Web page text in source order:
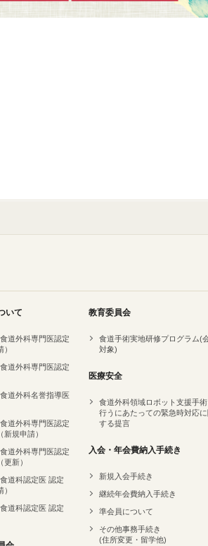
いて
道外科専門医認定
）
道外科専門医認定
道外科名誉指導医
道外科専門医認定
新規申請）
道外科専門医認定
更新）
道科認定医 認定
）
道科認定医 認定
教育委員会
食道手術実地研修プログラム(
対象)
医療安全
食道外科領域ロボット支援手術
行うにあたっての緊急時対応に
する提言
入会・年会費納入手続き
新規入会手続き
継続年会費納入手続き
準会員について
その他事務手続き
(住所変更・留学他)